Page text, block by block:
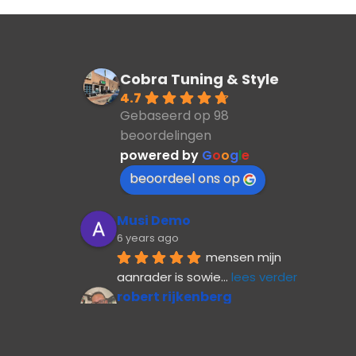
Cobra Tuning & Style
4.7
Gebaseerd op 98
beoordelingen
powered by Google
beoordeel ons op
Musi Demo
6 years ago
mensen mijn
aanrader is sowie... lees verder
robert rijkenberg